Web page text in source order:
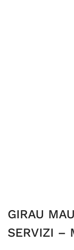
GIRAU
SERVIZI –